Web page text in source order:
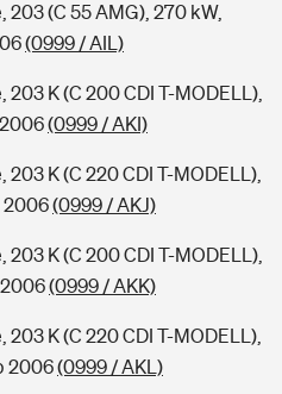
(C 55 AMG), 270 kW,
(0999 / AIL)
K (C 200 CDI T-MODELL),
(0999 / AKI)
K (C 220 CDI T-MODELL),
2006(0999 / AKJ)
K (C 200 CDI T-MODELL),
(0999 / AKK)
K (C 220 CDI T-MODELL),
2006(0999 / AKL)